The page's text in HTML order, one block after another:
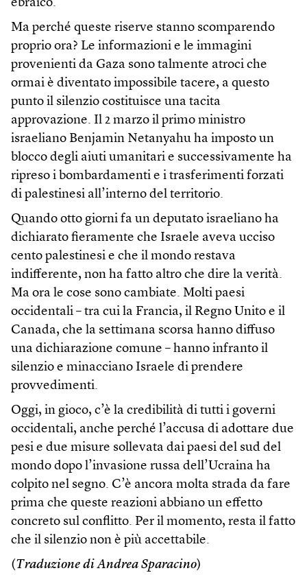
ebraico.
Ma perché queste riserve stanno scomparendo
proprio ora? Le informazioni e le immagini
provenienti da Gaza sono talmente atroci che
ormai è diventato impossibile tacere, a questo
punto il silenzio costituisce una tacita
approvazione. Il 2 marzo il primo ministro
israeliano Benjamin Netanyahu ha imposto un
blocco degli aiuti umanitari e successivamente ha
ripreso i bombardamenti e i trasferimenti forzati
di palestinesi all’interno del territorio.
Quando otto giorni fa un deputato israeliano ha
dichiarato fieramente che Israele aveva ucciso
cento palestinesi e che il mondo restava
indifferente, non ha fatto altro che dire la verità.
Ma ora le cose sono cambiate. Molti paesi
occidentali – tra cui la Francia, il Regno Unito e il
Canada, che la settimana scorsa hanno diffuso
una dichiarazione comune – hanno infranto il
silenzio e minacciano Israele di prendere
provvedimenti.
Oggi, in gioco, c’è la credibilità di tutti i governi
occidentali, anche perché l’accusa di adottare due
pesi e due misure sollevata dai paesi del sud del
mondo dopo l’invasione russa dell’Ucraina ha
colpito nel segno. C’è ancora molta strada da fare
prima che queste reazioni abbiano un effetto
concreto sul conflitto. Per il momento, resta il fatto
che il silenzio non è più accettabile.
(Traduzione di Andrea Sparacino)